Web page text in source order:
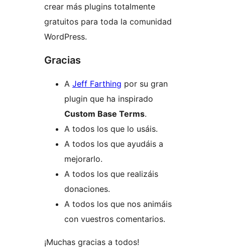
crear más plugins totalmente
gratuitos para toda la comunidad
WordPress.
Gracias
A Jeff Farthing por su gran
plugin que ha inspirado
Custom Base Terms.
A todos los que lo usáis.
A todos los que ayudáis a
mejorarlo.
A todos los que realizáis
donaciones.
A todos los que nos animáis
con vuestros comentarios.
¡Muchas gracias a todos!